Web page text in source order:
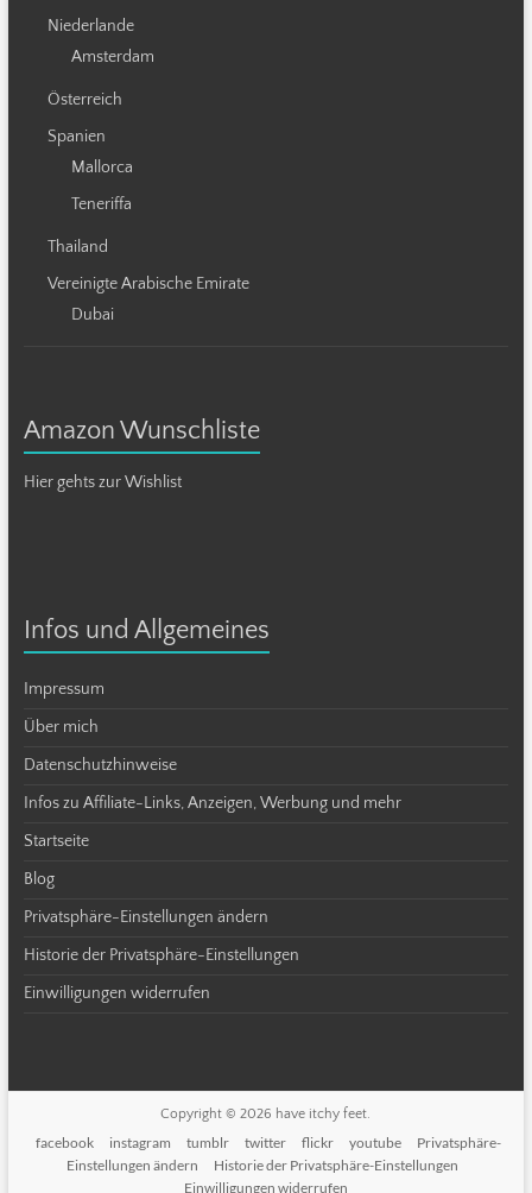
Niederlande
Amsterdam
Österreich
Spanien
Mallorca
Teneriffa
Thailand
Vereinigte Arabische Emirate
Dubai
Amazon Wunschliste
Hier gehts zur Wishlist
Infos und Allgemeines
Impressum
Über mich
Datenschutzhinweise
Infos zu Affiliate-Links, Anzeigen, Werbung und mehr
Startseite
Blog
Privatsphäre-Einstellungen ändern
Historie der Privatsphäre-Einstellungen
Einwilligungen widerrufen
Copyright © 2026 have itchy feet.
facebook instagram tumblr twitter flickr youtube
Privatsphäre-
Einstellungen ändern
Historie der Privatsphäre-Einstellungen
Einwilligungen widerrufen